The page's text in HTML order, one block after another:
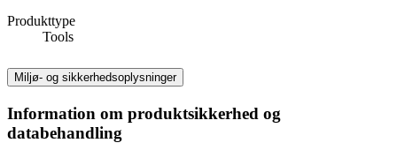
Produkttype
Tools
Miljø- og sikkerhedsoplysninger
Information om produktsikkerhed og
databehandling